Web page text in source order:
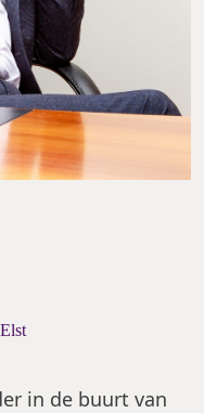
in de buurt van